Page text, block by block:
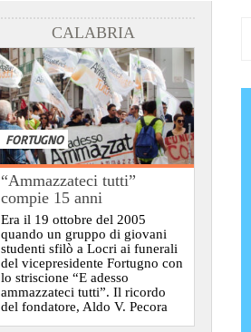
CALABRIA
FORTUGNO
“Ammazzateci tutti”
compie 15 anni
Era il 19 ottobre del 2005
quando un gruppo di giovani
studenti sfilò a Locri ai funerali
del vicepresidente Fortugno con
lo striscione “E adesso
ammazzateci tutti”. Il ricordo
del fondatore, Aldo V. Pecora